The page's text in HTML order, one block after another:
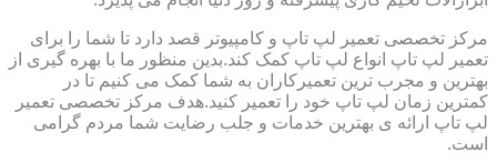
مرکز تخصصی تعمیر لپ تاپ و کامپیوتر قصد دارد تا شما را برای
تعمیر لپ تاپ انواع لپ تاپ کمک کند.بدین منظور ما با بهره گیری از
بهترین و مجرب ترین تعمیرکاران به شما کمک می کنیم تا در
کمترین زمان لپ تاپ خود را تعمیر کنید.هدف مرکز تخصصی تعمیر
لپ تاپ ارائه ی بهترین خدمات و جلب رضایت شما مردم گرامی
است.